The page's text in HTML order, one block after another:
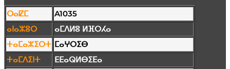
ⵔⴰⵇⵎ
A1035
ⴰⵏⴰⵣⵓⵔ
ⴰⵎⴷⵍⵓ ⵍⴼⵔⵃⴰ
ⵜⴰⵎⴰⵣⵉⵔⵜ ⵎⴰⵖⵔⵉⴱ
ⵜⴰⵎⴷⵉⵏⵜ
ⴹⴹⴰⵕⵍⴱⵉⴹⴰ